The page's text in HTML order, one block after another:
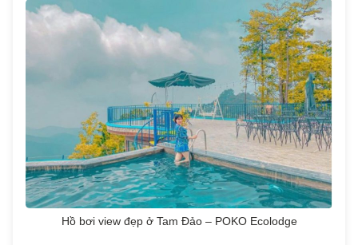
Hồ bơi view đẹp ở Tam Đảo – POKO Ecolodge